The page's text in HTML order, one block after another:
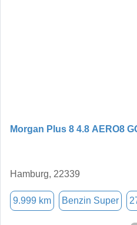
Morgan Plus 8 4.8 AERO8
Hamburg, 22339
9.999 km Benzin Super